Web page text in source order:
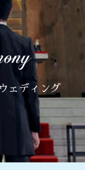
ェディング